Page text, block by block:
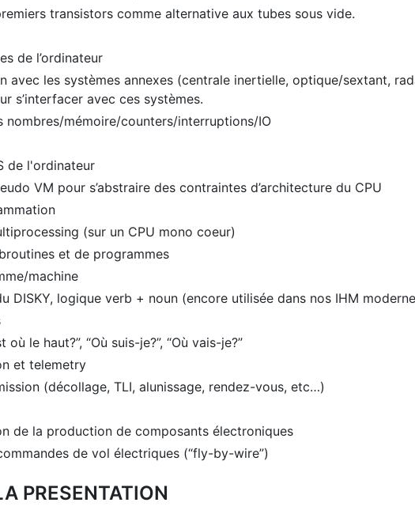
transistors comme alternative aux tubes sous vide.
de l’ordinateur
avec les systèmes annexes (centrale inertielle, optique/sextant,
s’interfacer avec ces systèmes.
nombres/mémoire/counters/interruptions/IO
de l'ordinateur
VM pour s’abstraire des contraintes d’architecture du CPU
(sur un CPU mono coeur)
et de programmes
machine
DISKY, logique verb + noun (encore utilisée dans nos IHM
où le haut?”, “Où suis-je?”, “Où vais-je?”
et telemetry
(décollage, TLI, alunissage, rendez-vous, etc…)
de la production de composants électroniques
de vol électriques (“fly-by-wire”)
PRESENTATION